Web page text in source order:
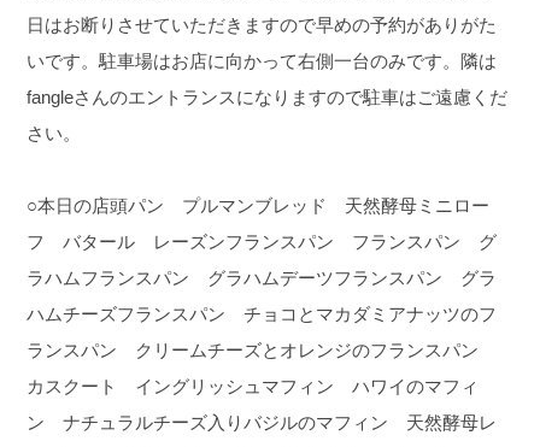
日はお断りさせていただきますので早めの予約がありがた
いです。駐車場はお店に向かって右側一台のみです。隣は
fangleさんのエントランスになりますので駐車はご遠慮くだ
さい。
○本日の店頭パン プルマンブレッド 天然酵母ミニロー
フ バタール レーズンフランスパン フランスパン グ
ラハムフランスパン グラハムデーツフランスパン グラ
ハムチーズフランスパン チョコとマカダミアナッツのフ
ランスパン クリームチーズとオレンジのフランスパン
カスクート イングリッシュマフィン ハワイのマフィ
ン ナチュラルチーズ入りバジルのマフィン 天然酵母レ